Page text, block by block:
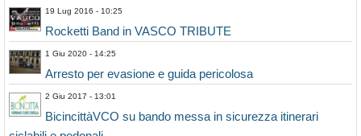
19 Lug 2016 - 10:25
Rocketti Band in VASCO TRIBUTE
1 Giu 2020 - 14:25
Arresto per evasione e guida pericolosa
2 Giu 2017 - 13:01
BicincittàVCO su bando messa in sicurezza itinerari